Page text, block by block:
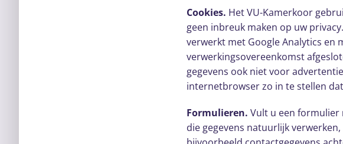
Cookies. Het VU-Kamerkoor
geen inbreuk maken op uw
verwerkt met Google Analytics en
verwerkingsovereenkomst
gegevens ook niet voor
internetbrowser zo in te stellen
Formulieren. Vult u een formulier
die gegevens natuurlijk